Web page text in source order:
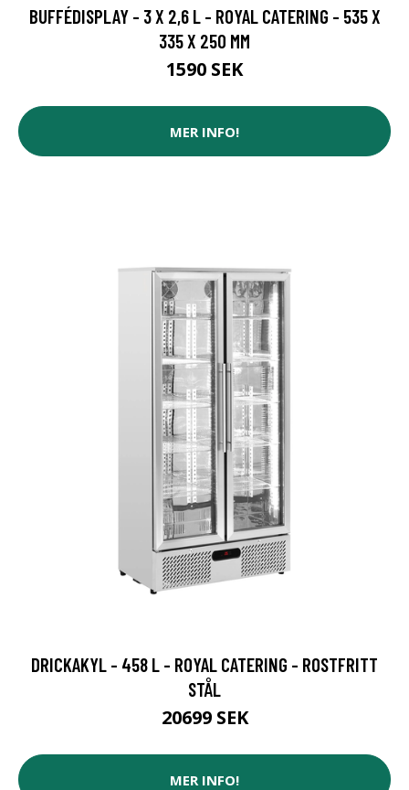
BUFFÉDISPLAY - 3 X 2,6 L - ROYAL CATERING - 535 X
335 X 250 MM
1590 SEK
MER INFO!
DRICKAKYL - 458 L - ROYAL CATERING - ROSTFRITT
STÅL
20699 SEK
MER INFO!